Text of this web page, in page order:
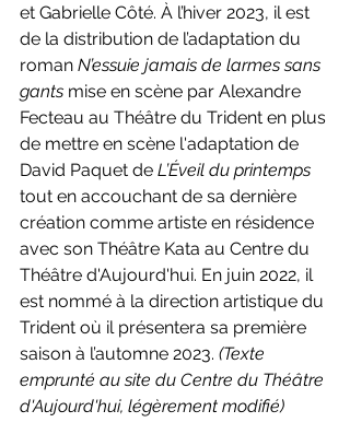
et Gabrielle Côté. À l’hiver 2023, il est
de la distribution de l’adaptation du
roman N’essuie jamais de larmes sans
gants mise en scène par Alexandre
Fecteau au Théâtre du Trident en plus
de mettre en scène l'adaptation de
David Paquet de L’Éveil du printemps
tout en accouchant de sa dernière
création comme artiste en résidence
avec son Théâtre Kata au Centre du
Théâtre d'Aujourd'hui. En juin 2022, il
est nommé à la direction artistique du
Trident où il présentera sa première
saison à l’automne 2023. (Texte
emprunté au site du Centre du Théâtre
d'Aujourd'hui, légèrement modifié)